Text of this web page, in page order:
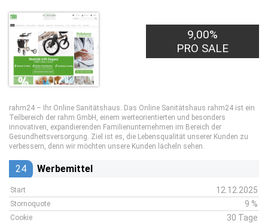
9,00%
PRO SALE
rahm24 – Ihr Online Sanitätshaus. Das Online Sanitätshaus rahm24 ist ein
Teilbereich der rahm GmbH, einem werteorientierten und besonders
innovativen, expandierenden Familienunternehmen im Bereich der
Gesundheitsversorgung. Ziel ist es, die Lebensqualität unserer Kunden zu
verbessern, denn wir möchten unsere Kunden lächeln sehen.
24 Werbemittel
Start 12.12.2025
Stornoquote 9 %
Cookie 30 Tage